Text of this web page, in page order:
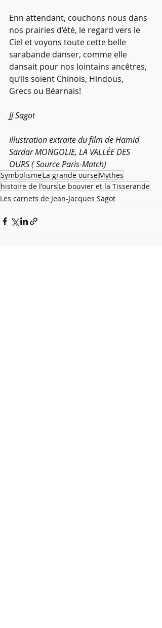
Enn attendant, couchons nous dans
nos prairies d’été, le regard vers le
Ciel et voyons toute cette belle
sarabande danser, comme elle
dansait pour nos lointains ancêtres,
qu’ils soient Chinois, Hindous,
Grecs ou Béarnais!
JJ Sagot
Illustration extraite du film de Hamid
Sardar MONGOLIE, LA VALLÉE DES
OURS ( Source Paris-Match)
SymbolismeLa grande ourseMythes
histoire de l'ours Le bouvier et la Tisserande
Les carnets de Jean-Jacques Sagot